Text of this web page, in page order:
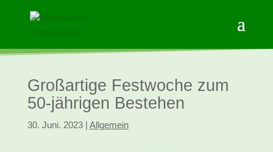
Großartige Festwoche zum
50-jährigen Bestehen
30. Juni. 2023| Allgemein